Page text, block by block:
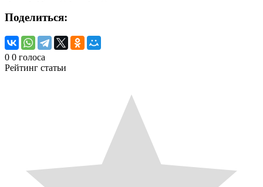
Поделиться:
0 0 голоса
Рейтинг статьи